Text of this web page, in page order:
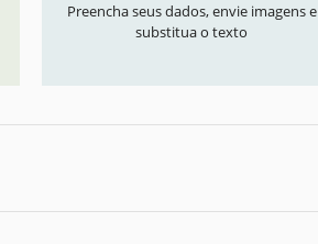
Preencha seus dados, envie imagens e
substitua o texto